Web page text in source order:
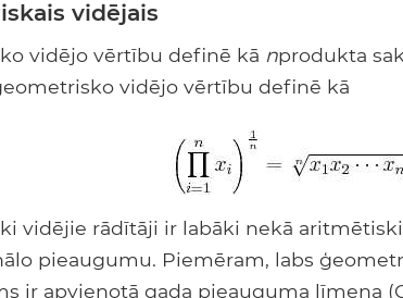
vidējais
vidējo vērtību definē kā nprodukta
vidējo vērtību definē kā
vidējie rādītāji ir labāki nekā
pieaugumu. Piemēram, labs
ir apvienotā gada pieauguma līmeņa